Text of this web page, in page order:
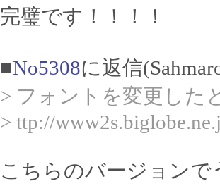
完璧です！！！！
■No5308に返信
> フォントを変更した
> ttp://
こちらのバージョン